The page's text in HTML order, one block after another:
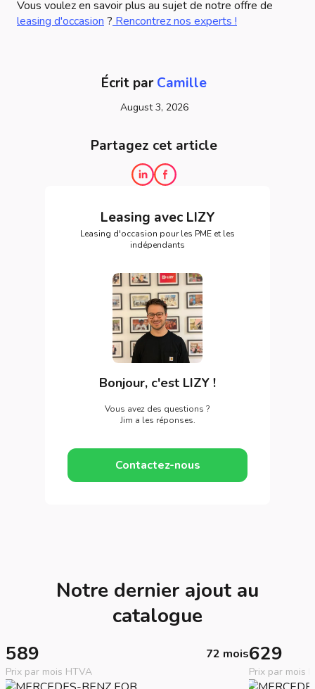
Vous voulez en savoir plus au sujet de notre offre de
leasing d'occasion ? Rencontrez nos experts !
Écrit par Camille
August 3, 2026
Partagez cet article
Leasing avec LIZY
Leasing d'occasion pour les PME et les
indépendants
Bonjour, c'est LIZY !
Vous avez des questions ?
Jim a les réponses.
Contactez-nous
Notre dernier ajout au
catalogue
589 72 mois
Prix par mois HTVA
629
Prix par mois